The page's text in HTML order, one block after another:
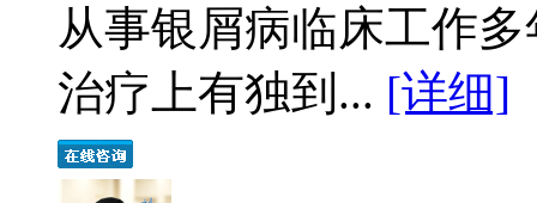
从事银屑病临床工作
治疗上有独到... [详细]